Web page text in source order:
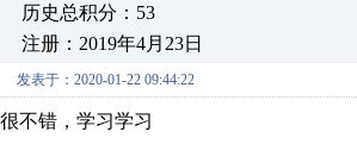
历史总积分：53
注册：2019年4月23日
发表于：2020-01-22 09:44:22
很不错，学习学习